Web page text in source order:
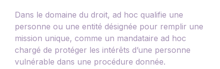
Dans le domaine du droit, ad hoc qualifie une
personne ou une entité désignée pour remplir une
mission unique, comme un mandataire ad hoc
chargé de protéger les intérêts d’une personne
vulnérable dans une procédure donnée.